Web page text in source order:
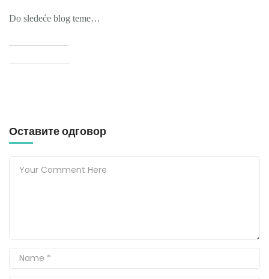
Do sledeće blog teme…
Оставите одговор